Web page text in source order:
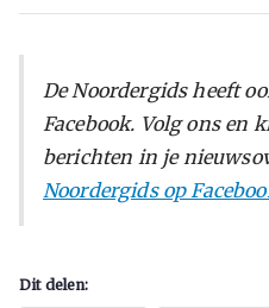
De Noordergids heeft
Facebook. Volg ons en
berichten in je
Noordergids op
Dit delen: